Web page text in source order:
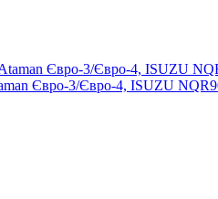
Євро-3/Євро-4, ISUZU